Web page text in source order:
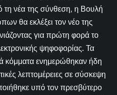
τη νέα της σύνθεση, η Βουλή
θα εκλέξει τον νέο της
για πρώτη φορά το
ψηφοφορίας. Τα
κόμματα ενημερώθηκαν ήδη
λεπτομέρειες σε σύσκεψη
υπό τον πρεσβύτερο